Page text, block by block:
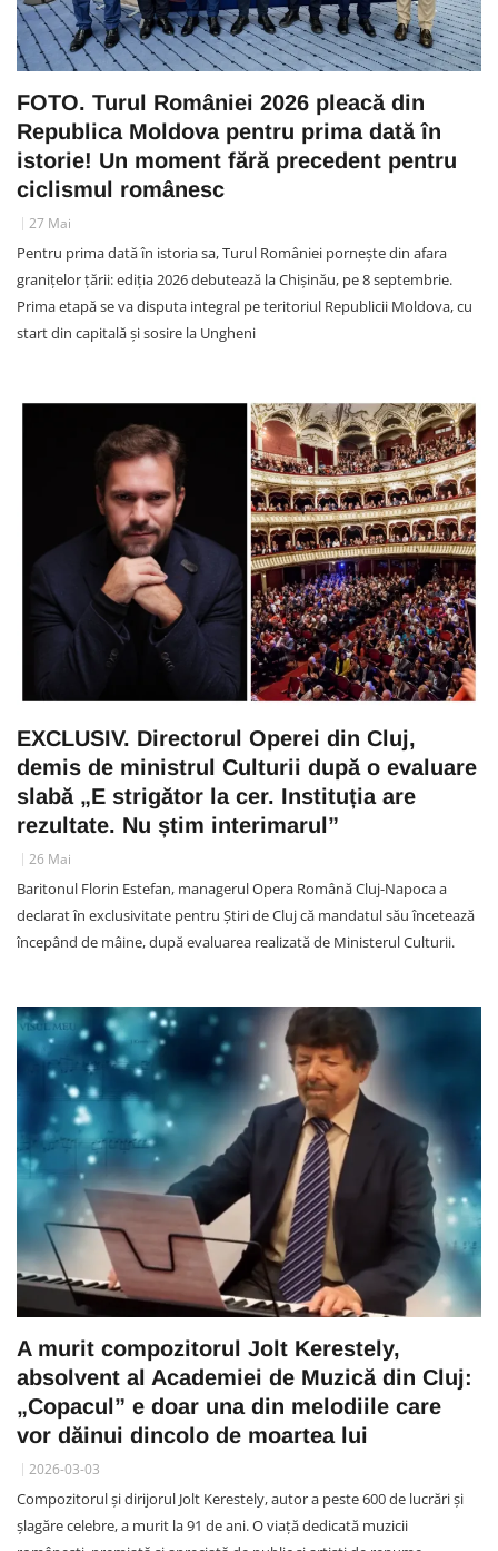
FOTO. Turul României 2026 pleacă din
Republica Moldova pentru prima dată în
istorie! Un moment fără precedent pentru
ciclismul românesc
27 Mai
Pentru prima dată în istoria sa, Turul României pornește din afara
granițelor țării: ediția 2026 debutează la Chișinău, pe 8 septembrie.
Prima etapă se va disputa integral pe teritoriul Republicii Moldova, cu
start din capitală și sosire la Ungheni
EXCLUSIV. Directorul Operei din Cluj,
demis de ministrul Culturii după o evaluare
slabă „E strigător la cer. Instituția are
rezultate. Nu știm interimarul”
26 Mai
Baritonul Florin Estefan, managerul Opera Română Cluj-Napoca a
declarat în exclusivitate pentru Știri de Cluj că mandatul său încetează
începând de mâine, după evaluarea realizată de Ministerul Culturii.
A murit compozitorul Jolt Kerestely,
absolvent al Academiei de Muzică din Cluj:
„Copacul” e doar una din melodiile care
vor dăinui dincolo de moartea lui
2026-03-03
Compozitorul și dirijorul Jolt Kerestely, autor a peste 600 de lucrări și
șlagăre celebre, a murit la 91 de ani. O viață dedicată muzicii